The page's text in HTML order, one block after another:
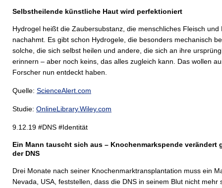
Selbstheilende künstliche Haut wird perfektioniert
Hydrogel heißt die Zaubersubstanz, die menschliches Fleisch und
nachahmt. Es gibt schon Hydrogele, die besonders mechanisch
solche, die sich selbst heilen und andere, die sich an ihre
erinnern – aber noch keins, das alles zugleich kann. Das wollen
Forscher nun entdeckt haben.
Quelle: ScienceAlert.com
Studie: OnlineLibrary.Wiley.com
9.12.19 #DNS #Identität
Ein Mann tauscht sich aus – Knochenmarkspende verändert
der DNS
Drei Monate nach seiner Knochenmarktransplantation muss ein
Nevada, USA, feststellen, dass die DNS in seinem Blut nicht mehr